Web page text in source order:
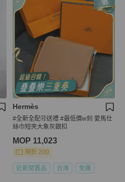
Hermès
#全新全配🉑送禮 #最低價w刻 愛馬仕
絲巾短夾大象灰銀扣
MOP 11,023
現折 200
近新閒置品 台灣 免運